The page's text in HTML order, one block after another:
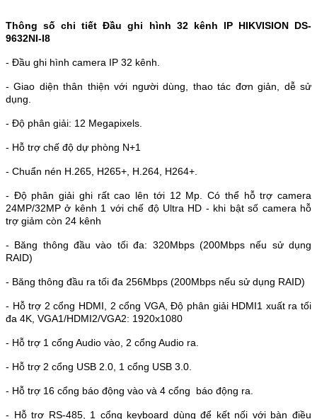
Thông số chi tiết Đầu ghi hình 32 kênh IP HIKVISION DS-
9632NI-I8
- Đầu ghi hình camera IP 32 kênh.
-Giao diện thân thiện với người dùng, thao tác đơn giản, dễ sử
dụng.
- Độ phân giải: 12 Megapixels.
- Hỗ trợ chế độ dự phòng N+1
- Chuẩn nén H.265, H265+, H.264, H264+.
- Độ phân giải ghi rất cao lên tới 12 Mp. Có thể hỗ trợ camera
24MP/32MP ở kênh 1 với chế độ Ultra HD - khi bật số camera hỗ
trợ giảm còn 24 kênh
- Băng thông đầu vào tối đa: 320Mbps (200Mbps nếu sử dụng
RAID)
- Băng thông đầu ra tối đa 256Mbps (200Mbps nếu sử dụng RAID)
- Hỗ trợ 2 cổng HDMI, 2 cổng VGA, Độ phân giải HDMI1 xuất ra tối
đa 4K, VGA1/HDMI2/VGA2: 1920x1080
- Hỗ trợ 1 cổng Audio vào, 2 cổng Audio ra.
- Hỗ trợ 2 cổng USB 2.0, 1 cổng USB 3.0.
- Hỗ trợ 16 cổng báo động vào và 4 cổng báo động ra.
- Hỗ trợ RS-485, 1 cổng keyboard dùng để kết nối với bàn điều